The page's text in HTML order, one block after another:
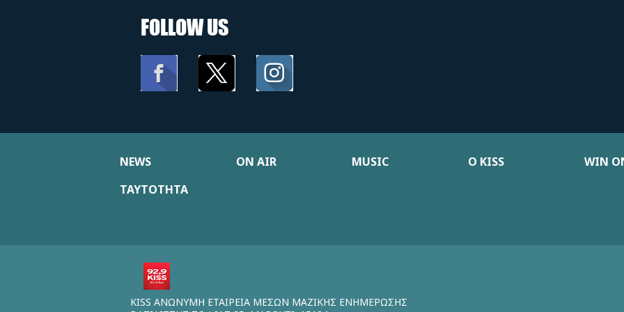
FOLLOW US
NEWS ON AIR MUSIC Ο KISS WIN
ΤΑΥΤΟΤΗΤΑ
KISS ΑΝΩΝΥΜΗ ΕΤΑΙΡΕΙΑ ΜΕΣΩΝ ΜΑΖΙΚΗΣ ΕΝΗΜΕΡΩΣΗΣ